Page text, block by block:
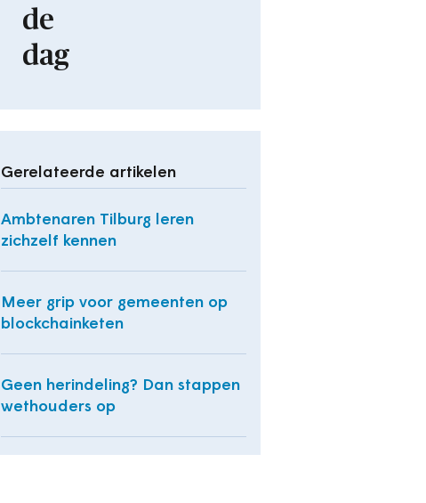
de
dag
Gerelateerde artikelen
Ambtenaren Tilburg leren
zichzelf kennen
Meer grip voor gemeenten op
blockchainketen
Geen herindeling? Dan stappen
wethouders op